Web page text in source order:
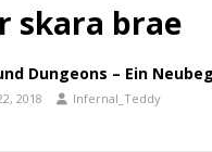
skara brae
Dungeons – Ein
2018 Infernal_Teddy